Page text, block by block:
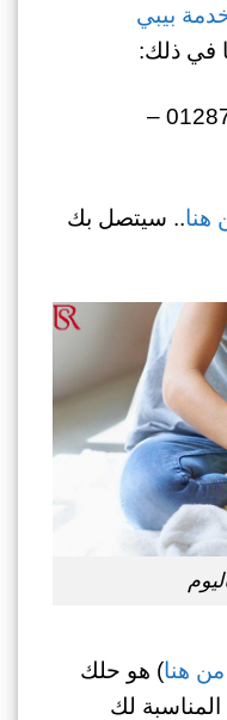
بيبي
في ذلك:
اتصل بأرقام الآتية: 01287223589 –
هنا.. سيتصل بك
من هنا) هو حلك
المناسبة لك